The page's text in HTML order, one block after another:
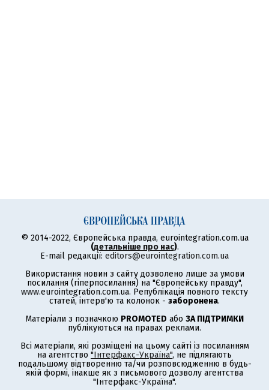
© 2014-2022, Європейська правда, eurointegration.com.ua
(детальніше про нас).
E-mail редакції: editors@eurointegration.com.ua
Використання новин з сайту дозволено лише за умови
посилання (гіперпосилання) на "Європейську правду",
www.eurointegration.com.ua. Републікація повного тексту
статей, інтерв'ю та колонок - заборонена.
Матеріали з позначкою PROMOTED або ЗА ПІДТРИМКИ
публікуються на правах реклами.
Всі матеріали, які розміщені на цьому сайті із посиланням
на агентство "Інтерфакс-Україна", не підлягають
подальшому відтворенню та/чи розповсюдженню в будь-
якій формі, інакше як з письмового дозволу агентства
"Інтерфакс-Україна".